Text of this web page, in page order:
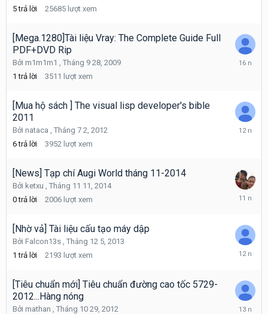
5 trả lời 25685 lượt xem
[Mega.1280]Tài liệu Vray: The Complete Guide Full
PDF+DVD Rip
Bởi m1m1m1 , Tháng 9 28, 2009
1 trả lời 3511 lượt xem
Tháng
[Mua hộ sách ] The visual lisp developer's bible
2011
Bởi nataca , Tháng 7 2, 2012
6 trả lời 3952 lượt xem
Tháng
[News] Tạp chí Augi World tháng 11-2014
Bởi ketxu , Tháng 11 11, 2014
0 trả lời 2006 lượt xem
Tháng
2014
[Nhờ vả] Tài liệu cấu tạo máy dập
Bởi Falcon13s , Tháng 12 5, 2013
1 trả lời 2193 lượt xem
Tháng
2013
[Tiêu chuẩn mới] Tiêu chuẩn đường cao tốc 5729-
2012...Hàng nóng
Bởi mathan , Tháng 10 29, 2012
Tháng